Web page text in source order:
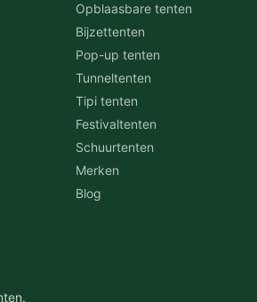
Opblaasbare tenten
Bijzettenten
Pop-up tenten
Tunneltenten
Tipi tenten
Festivaltenten
Schuurtenten
Merken
Blog